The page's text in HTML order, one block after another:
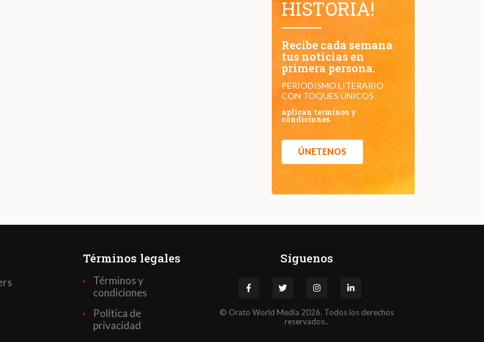
HISTORIA!
Recibe cada semana
tus noticias en
primera persona.
PERIODISMO LITERARIO
CON TOQUES ÚNICOS
aplican terminos y
condiciones.
ÚNETENOS
Términos legales
Términos y
condiciones
Política de
privacidad
Síguenos
© Orato World Media 2026. Todos los derechos
reservados..